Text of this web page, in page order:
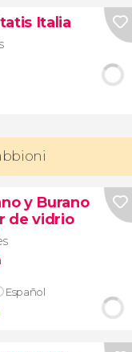
Italia
y Burano
de vidrio
Español